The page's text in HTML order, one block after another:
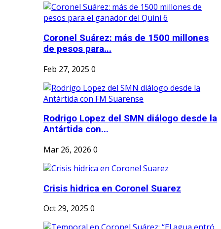
Coronel Suárez: más de 1500 millones
de pesos para...
Feb 27, 2025 0
Rodrigo Lopez del SMN diálogo desde la
Antártida con...
Mar 26, 2026 0
Crisis hidrica en Coronel Suarez
Oct 29, 2025 0